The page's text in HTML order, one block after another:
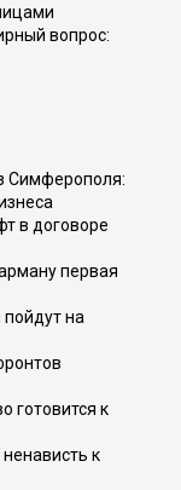
вопрос:
Симферополя:
в договоре
первая
на
готовится к
к